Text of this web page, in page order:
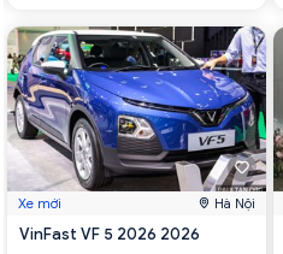
Xe mới Hà Nội
VinFast VF 5 2026 2026